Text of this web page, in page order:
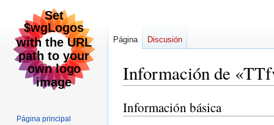
Información de
Ir
a
Ir
a
Información básica
Página Discusión
Página principal